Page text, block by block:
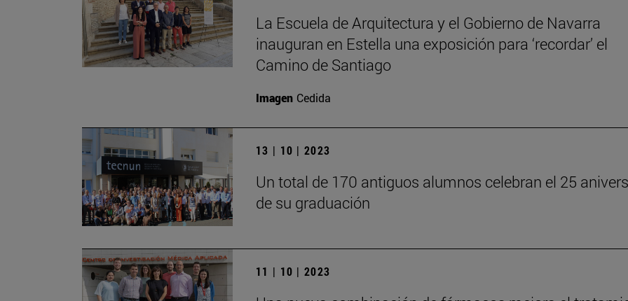
La Escuela de Arquitectura y el Gobierno de Navarra
inauguran en Estella una exposición para ‘recordar’ el
Camino de Santiago
Imagen Cedida
13 | 10 | 2023
Un total de 170 antiguos alumnos celebran el 25
de su graduación
11 | 10 | 2023